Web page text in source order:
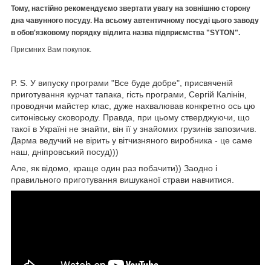
Тому, настійно рекомендуємо звертати увагу на зовнішню сторону
дна чавунного посуду. На всьому автентичному посуді цього заводу
в обов'язковому порядку відлита назва підприємства "SYTON".
Приємних Вам покупок.
P. S. У випуску програми "Все буде добре", присвяченій
приготування курчат тапака, гість програми, Сергій Калінін,
проводячи майстер клас, дуже нахвалював конкретно ось цю
ситонівську сковороду. Правда, при цьому стверджуючи, що
такої в Україні не знайти, він її у знайомих грузинів запозичив.
Дарма ведучий не вірить у вітчизняного виробника - це саме
наш, дніпровський посуд)))
Але, як відомо, краще один раз побачити)) Заодно і
правильного приготування вишуканої страви навчитися.